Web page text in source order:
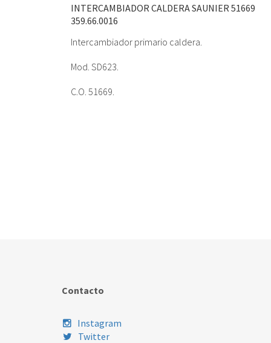
INTERCAMBIADOR CALDERA SAUNIER 51669
359.66.0016
Intercambiador primario caldera.
Mod. SD623.
C.O. 51669.
Contacto
Instagram
Twitter